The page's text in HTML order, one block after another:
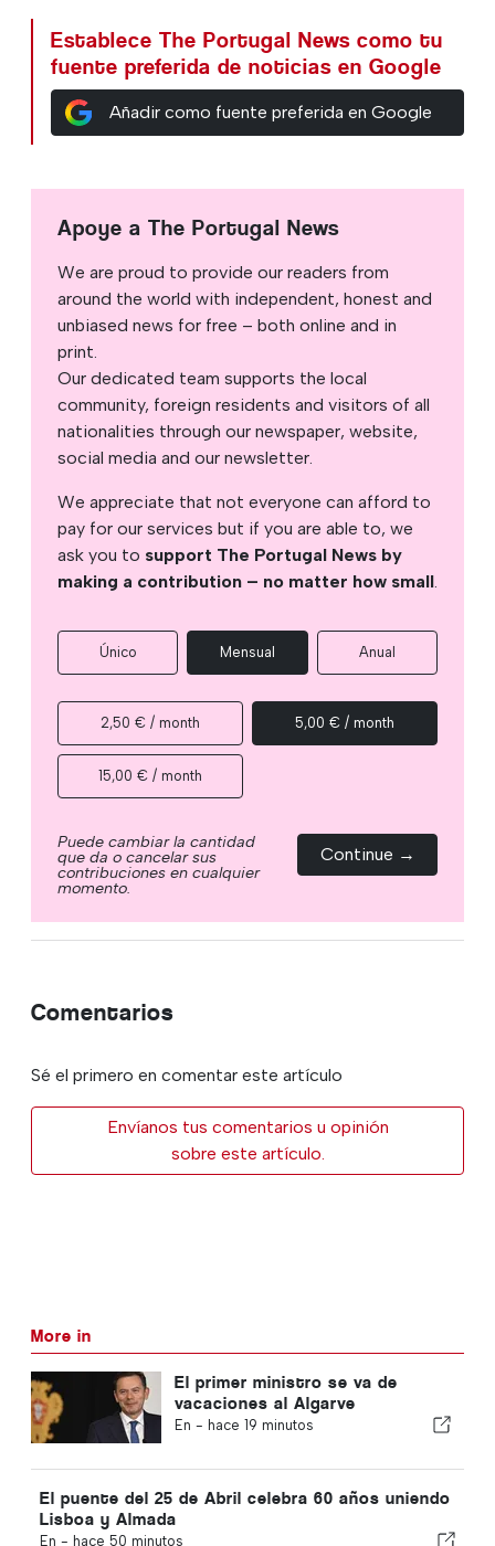
Establece The Portugal News como tu
fuente preferida de noticias en Google
Añadir como fuente preferida en Google
Apoye a The Portugal News
We are proud to provide our readers from
around the world with independent, honest and
unbiased news for free – both online and in
print.
Our dedicated team supports the local
community, foreign residents and visitors of all
nationalities through our newspaper, website,
social media and our newsletter.
We appreciate that not everyone can afford to
pay for our services but if you are able to, we
ask you to support The Portugal News by
making a contribution – no matter how small.
Único Mensual Anual
2,50 € / month 5,00 € / month
15,00 € / month
Puede cambiar la cantidad
que da o cancelar sus
contribuciones en cualquier
momento.
Continue →
Comentarios
Sé el primero en comentar este artículo
Envíanos tus comentarios u opinión
sobre este artículo.
More in
El primer ministro se va de
vacaciones al Algarve
En - hace 19 minutos
El puente del 25 de Abril celebra 60 años uniendo
Lisboa y Almada
En - hace 50 minutos